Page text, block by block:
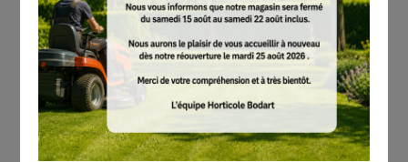
# 63200112415
Tondeuses à gazon
369.00
Éco-participation incluse.
Tous les prix comprennent la TVA de 21%.
Réserver